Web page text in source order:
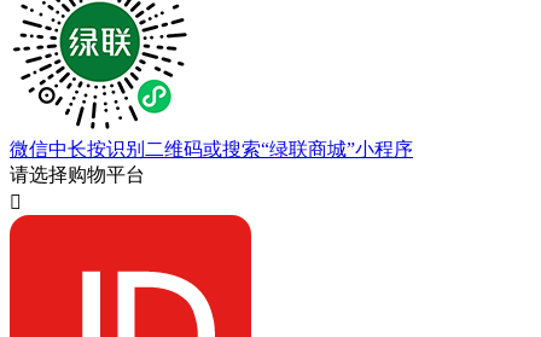
微信中长按识别二维码或搜索“绿联商城”小程序
请选择购物平台
